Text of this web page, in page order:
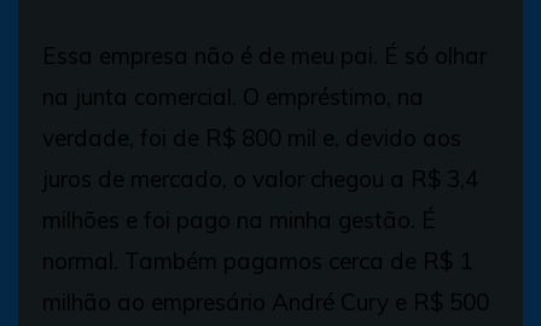
Essa empresa não é de meu pai. É só olhar
na junta comercial. O empréstimo, na
verdade, foi de R$ 800 mil e, devido aos
juros de mercado, o valor chegou a R$ 3,4
milhões e foi pago na minha gestão. É
normal. Também pagamos cerca de R$ 1
milhão ao empresário André Cury e R$ 500